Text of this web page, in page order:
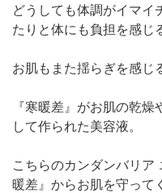
どうしても体調がイマイ
たりと体にも負担を感じ
お肌もまた揺らぎを感じ
『寒暖差』がお肌の乾
して作られた美容液。
こちらのカンダンバリア
暖差』からお肌を守って